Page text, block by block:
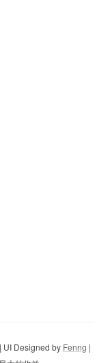
| UI Designed by Fenng |